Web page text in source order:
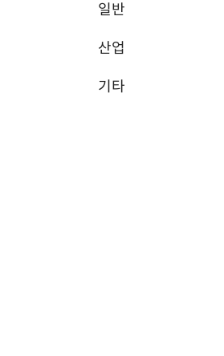
일반
산업
기타